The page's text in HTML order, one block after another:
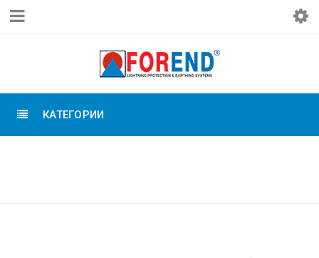
КАТЕГОРИИ